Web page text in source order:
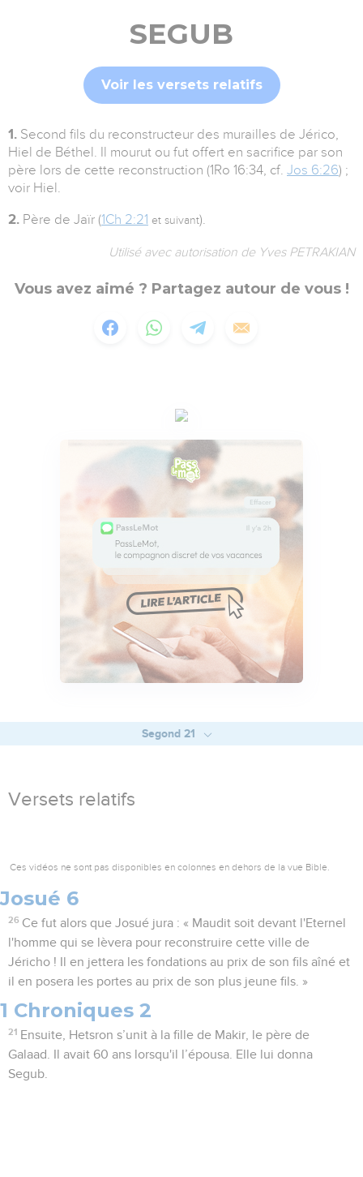
SEGUB
Voir les versets relatifs
1. Second fils du reconstructeur des murailles de Jérico,
Hiel de Béthel. Il mourut ou fut offert en sacrifice par son
père lors de cette reconstruction (1Ro 16:34, cf. Jos 6:26) ;
voir Hiel.
2. Père de Jaïr (1Ch 2:21 et suivant).
Utilisé avec autorisation de Yves PETRAKIAN
Vous avez aimé ? Partagez autour de vous !
Segond 21
Versets relatifs
Ces vidéos ne sont pas disponibles en colonnes en dehors de la vue Bible.
Josué 6
26 Ce fut alors que Josué jura : « Maudit soit devant l'Eternel
l'homme qui se lèvera pour reconstruire cette ville de
Jéricho ! Il en jettera les fondations au prix de son fils aîné et
il en posera les portes au prix de son plus jeune fils. »
1 Chroniques 2
21 Ensuite, Hetsron s’unit à la fille de Makir, le père de
Galaad. Il avait 60 ans lorsqu'il l’épousa. Elle lui donna
Segub.